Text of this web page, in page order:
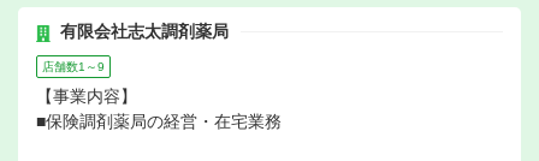
有限会社志太調剤薬局
店舗数1～9
【事業内容】
■保険調剤薬局の経営・在宅業務